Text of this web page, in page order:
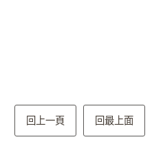
回上一頁 回最上面